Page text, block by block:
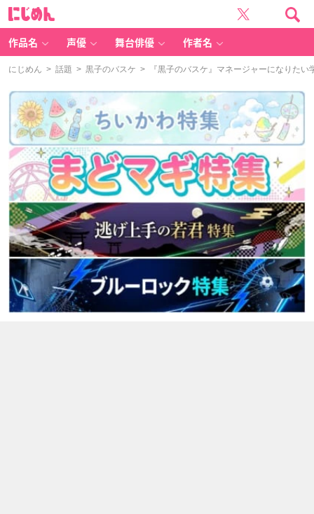
作品名 声優 舞台俳優 作者名
にじめん > 話題 > 黒子のバスケ > 『黒子のバスケ』マネージャーになりたい